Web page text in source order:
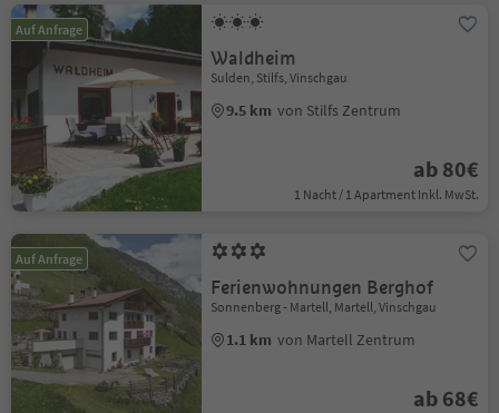
Auf Anfrage
Waldheim
Sulden, Stilfs, Vinschgau
9.5 km von Stilfs Zentrum
ab 80€
1 Nacht / 1 Apartment Inkl. MwSt.
Auf Anfrage
Ferienwohnungen Berghof
Sonnenberg - Martell, Martell, Vinschgau
1.1 km von Martell Zentrum
ab 68€